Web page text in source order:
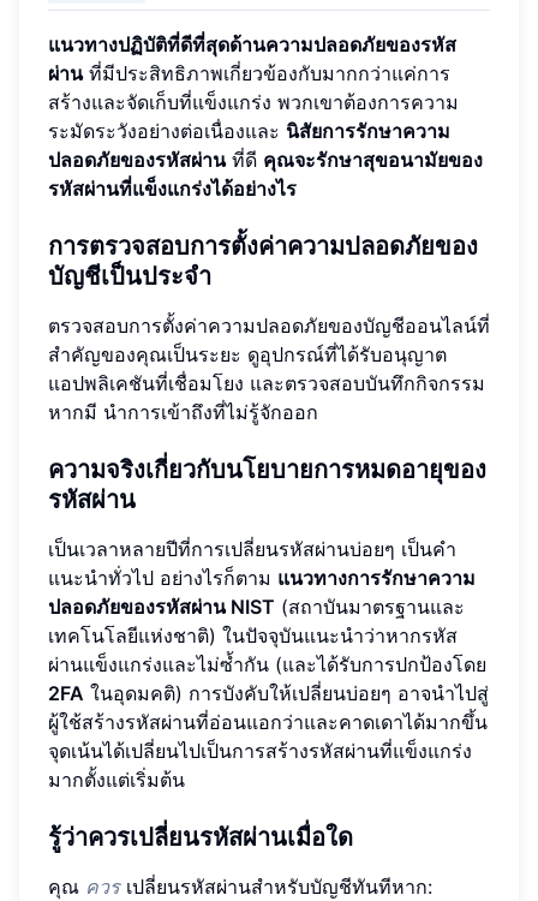
แนวทางปฏิบัติที่ดีที่สุดด้านความปลอดภัยของรหัส
ผ่านที่มีประสิทธิภาพเกี่ยวข้องกับมากกว่าแค่การ
สร้างและจัดเก็บที่แข็งแกร่ง พวกเขาต้องการความ
ระมัดระวังอย่างต่อเนื่องและ นิสัยการรักษาความ
ปลอดภัยของรหัสผ่านที่ดี คุณจะรักษาสุขอนามัยของ
รหัสผ่านที่แข็งแกร่งได้อย่างไร
การตรวจสอบการตั้งค่าความปลอดภัยของ
บัญชีเป็นประจำ
ตรวจสอบการตั้งค่าความปลอดภัยของบัญชีออนไลน์ที่
สำคัญของคุณเป็นระยะ ดูอุปกรณ์ที่ได้รับอนุญาต
แอปพลิเคชันที่เชื่อมโยง และตรวจสอบบันทึกกิจกรรม
หากมี นำการเข้าถึงที่ไม่รู้จักออก
ความจริงเกี่ยวกับนโยบายการหมดอายุของ
รหัสผ่าน
เป็นเวลาหลายปีที่การเปลี่ยนรหัสผ่านบ่อยๆ เป็นคำ
แนะนำทั่วไป อย่างไรก็ตาม แนวทางการรักษาความ
ปลอดภัยของรหัสผ่าน NIST (สถาบันมาตรฐานและ
เทคโนโลยีแห่งชาติ) ในปัจจุบันแนะนำว่าหากรหัส
ผ่านแข็งแกร่งและไม่ซ้ำกัน (และได้รับการปกป้องโดย
2FA ในอุดมคติ) การบังคับให้เปลี่ยนบ่อยๆ อาจนำไปสู่
ผู้ใช้สร้างรหัสผ่านที่อ่อนแอกว่าและคาดเดาได้มากขึ้น
จุดเน้นได้เปลี่ยนไปเป็นการสร้างรหัสผ่านที่แข็งแกร่ง
มากตั้งแต่เริ่มต้น
รู้ว่าควรเปลี่ยนรหัสผ่านเมื่อใด
คุณ ควรเปลี่ยนรหัสผ่านสำหรับบัญชีทันทีหาก: